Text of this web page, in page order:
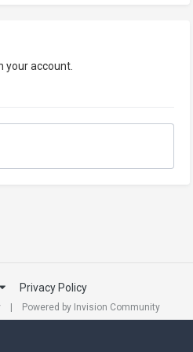
your account.
Privacy Policy
Powered by Invision Community